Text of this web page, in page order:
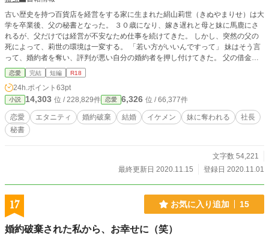
古い歴史を持つ百貨店を経営をする家に生まれた絹山莉世（きぬやまりせ）は大
学を卒業後、父の秘書となった。 ３０歳になり、嫁き遅れと母と妹に馬鹿にさ
れるが、父だけでは経営が不安なため仕事を続けてきた。 しかし、突然の父の
死によって、莉世の環境は一変する。 「若い方がいいんですって」 妹はそう言
って、婚約者を奪い、評判が悪い自分の婚約者を押し付けてきた。 父の借金を
肩代わりしてくれた妹の婚約者の条件は結婚すること――― 莉世は婚約者も仕
事も奪われ、時任朗久（ときとうあきひさ）に嫁ぐが、その朗久は莉世が思うよ
りぶっ飛んだ人物だった。 ※R－18にはマークをつけます。 ※とばして読むこ
とも可能です。 ★時任シリーズ第１弾 ★2021.3 改稿
恋愛 完結 短編 R18
24h.ポイント 63pt
小説 14,303 位 / 228,829件 恋愛 6,326 位 / 66,377件
恋愛 エタニティ 婚約破棄 結婚 イケメン 妹に奪われる
社長
秘書
文字数 54,221
最終更新日 2020.11.15
登録日 2020.11.01
17 お気に入り追加 15
婚約破棄された私から、お幸せに（笑）